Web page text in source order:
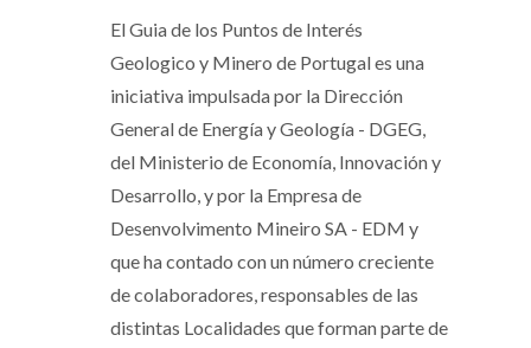
El Guia de los Puntos de Interés
Geologico y Minero de Portugal es una
iniciativa impulsada por la Dirección
General de Energía y Geología - DGEG,
del Ministerio de Economía, Innovación y
Desarrollo, y por la Empresa de
Desenvolvimento Mineiro SA - EDM y
que ha contado con un número creciente
de colaboradores, responsables de las
distintas Localidades que forman parte de